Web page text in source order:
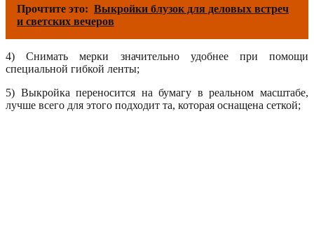
Прочтите это: Выкройки блузок для деловых встреч
и светских вечеров
4) Снимать мерки значительно удобнее при помощи
специальной гибкой ленты;
5) Выкройка переносится на бумагу в реальном масштабе,
лучше всего для этого подходит та, которая оснащена сеткой;